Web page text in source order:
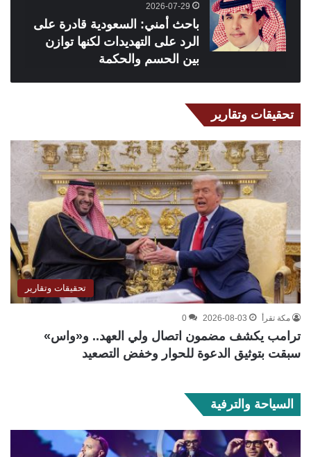
2026-07-29
باحث أمني: السعودية قادرة على
الرد على التهديدات لكنها توازن
بين الحسم والحكمة
تحقيقات وتقارير
تحقيقات وتقارير
مكة تقرأ 2026-08-03
0
ترامب يكشف مضمون اتصال ولي العهد.. و«واس»
سبقت بتوثيق الدعوة للحوار وخفض التصعيد
السياحة والترفية